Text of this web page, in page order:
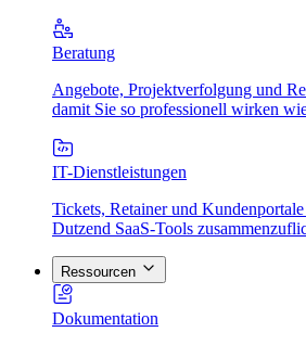
Beratung
Angebote, Projektverfolgung und
damit Sie so professionell wirken
IT-Dienstleistungen
Tickets, Retainer und
Dutzend SaaS-Tools
Ressourcen
Dokumentation